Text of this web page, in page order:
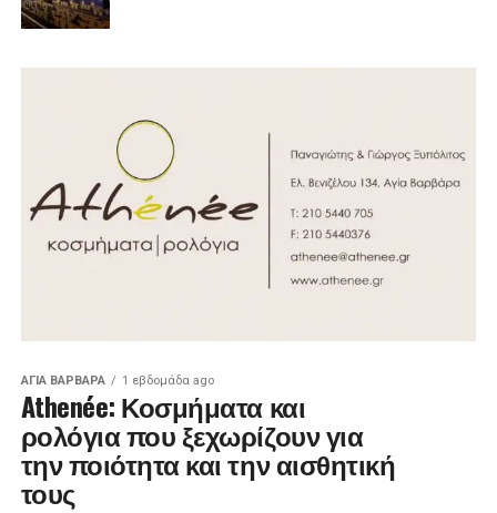
ΑΓΙΑ ΒΑΡΒΑΡΑ 1 εβδομάδα ago
Athenée: Κοσμήματα και
ρολόγια που ξεχωρίζουν για
την ποιότητα και την αισθητική
τους